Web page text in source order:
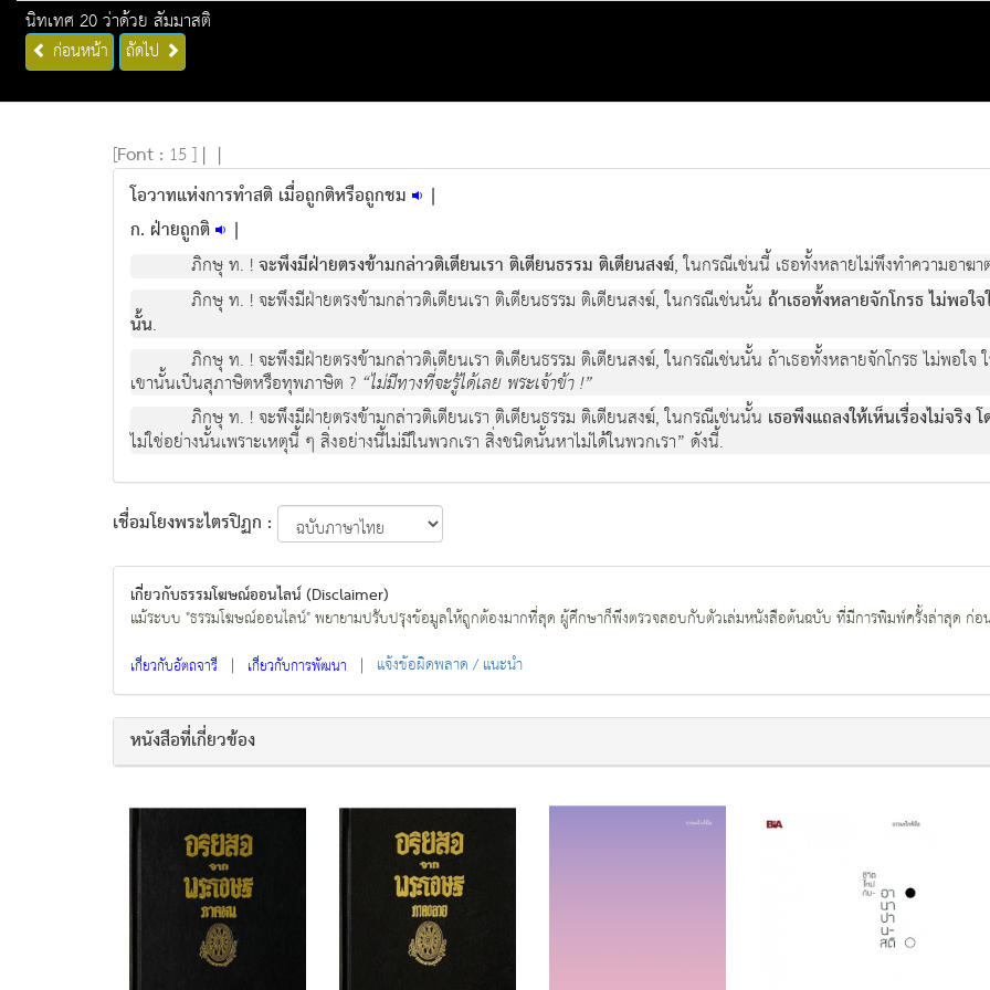
นิทเทศ 20 ว่าด้วย สัมมาสติ
ก่อนหน้า ถัดไป
[Font : 15 ] | |
โอวาทแห่งการทำสติ เมื่อถูกติหรือถูกชม
|
ก. ฝ่ายถูกติ
|
ภิกษุ ท. !จะพึงมีฝ่ายตรงข้ามกล่าวติเตียนเรา ติเตียนธรรม ติเตียนสงฆ์, ในกรณีเช่นนี้ เธอทั้งหลายไม่พึงทำความอาฆ
ภิกษุ ท. ! จะพึงมีฝ่ายตรงข้ามกล่าวติเตียนเรา ติเตียนธรรม ติเตียนสงฆ์, ในกรณีเช่นนั้นถ้าเธอทั้งหลายจักโกรธ ไม่พอใ
นั้น.
ภิกษุ ท. ! จะพึงมีฝ่ายตรงข้ามกล่าวติเตียนเรา ติเตียนธรรม ติเตียนสงฆ์, ในกรณีเช่นนั้น ถ้าเธอทั้งหลายจักโกรธ ไม่พอใจ
เขานั้นเป็นสุภาษิตหรือทุพภาษิต ? “ไม่มีทางที่จะรู้ได้เลย พระเจ้าข้า !”
ภิกษุ ท. ! จะพึงมีฝ่ายตรงข้ามกล่าวติเตียนเรา ติเตียนธรรม ติเตียนสงฆ์, ในกรณีเช่นนั้น เธอพึงแถลงให้เห็นเรื่องไม่จริง
ไม่ใช่อย่างนั้นเพราะเหตุนี้ ๆ สิ่งอย่างนี้ไม่มีในพวกเรา สิ่งชนิดนั้นหาไม่ได้ในพวกเรา” ดังนี้.
เชื่อมโยงพระไตรปิฏก :
เกี่ยวกับธรรมโฆษณ์ออนไลน์ (Disclaimer)
แม้ระบบ "ธรรมโฆษณ์ออนไลน์" พยายามปรับปรุงข้อมูลให้ถูกต้องมากที่สุด ผู้ศึกษาก็พึงตรวจสอบกับตัวเล่มหนังสือต้นฉบับ ที่มีการพิมพ์ครั้งล่าสุด ก่อน
เกี่ยวกับอัตถจารี | เกี่ยวกับการพัฒนา | แจ้งข้อผิดพลาด / แนะนำ
หนังสือที่เกี่ยวข้อง